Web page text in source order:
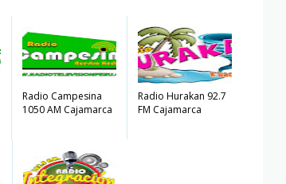
Radio Campesina
1050 AM Cajamarca
Radio Hurakan 92.7
FM Cajamarca